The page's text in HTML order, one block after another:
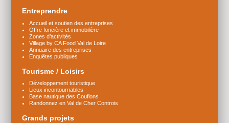
Entreprendre
Accueil et soutien des entreprises
Offre foncière et immobilière
Zones d’activités
Village by CA Food Val de Loire
Annuaire des entreprises
Enquêtes publiques
Tourisme / Loisirs
Développement touristique
Lieux incontournables
Base nautique des Couflons
Randonnez en Val de Cher Controis
Grands projets